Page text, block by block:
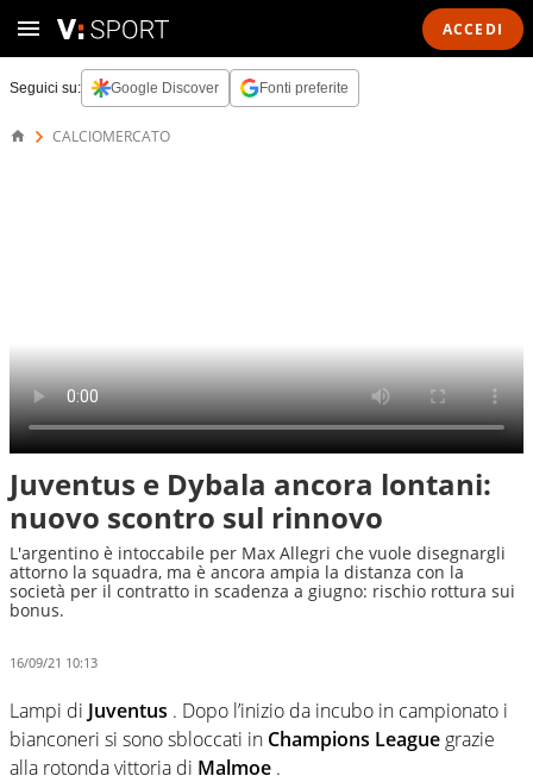
ACCEDI
Seguici su: Google Discover Fonti preferite
CALCIOMERCATO
Juventus e Dybala ancora lontani:
nuovo scontro sul rinnovo
L'argentino è intoccabile per Max Allegri che vuole disegnargli
attorno la squadra, ma è ancora ampia la distanza con la
società per il contratto in scadenza a giugno: rischio rottura sui
bonus.
16/09/21 10:13
Lampi di Juventus . Dopo l’inizio da incubo in campionato i
bianconeri si sono sbloccati in Champions League grazie
alla rotonda vittoria di Malmoe .